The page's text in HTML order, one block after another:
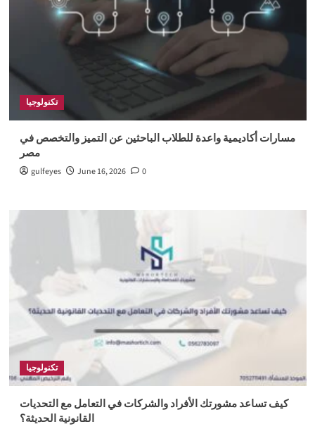
تكنولوجيا
مسارات أكاديمية واعدة للطلاب الباحثين عن التميز والتخصص في
مصر
gulfeyes June 16, 2026 0
تكنولوجيا
كيف تساعد مشورتك الأفراد والشركات في التعامل مع التحديات
القانونية الحديثة؟